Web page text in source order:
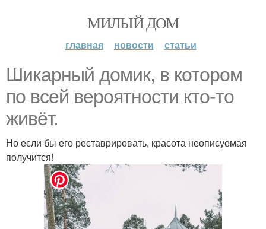
МИЛЫЙ ДОМ
главная новости статьи
Шикарный домик, в котором
по всей вероятности кто-то
живёт.
Но если бы его реставрировать, красота неописуемая
получится!